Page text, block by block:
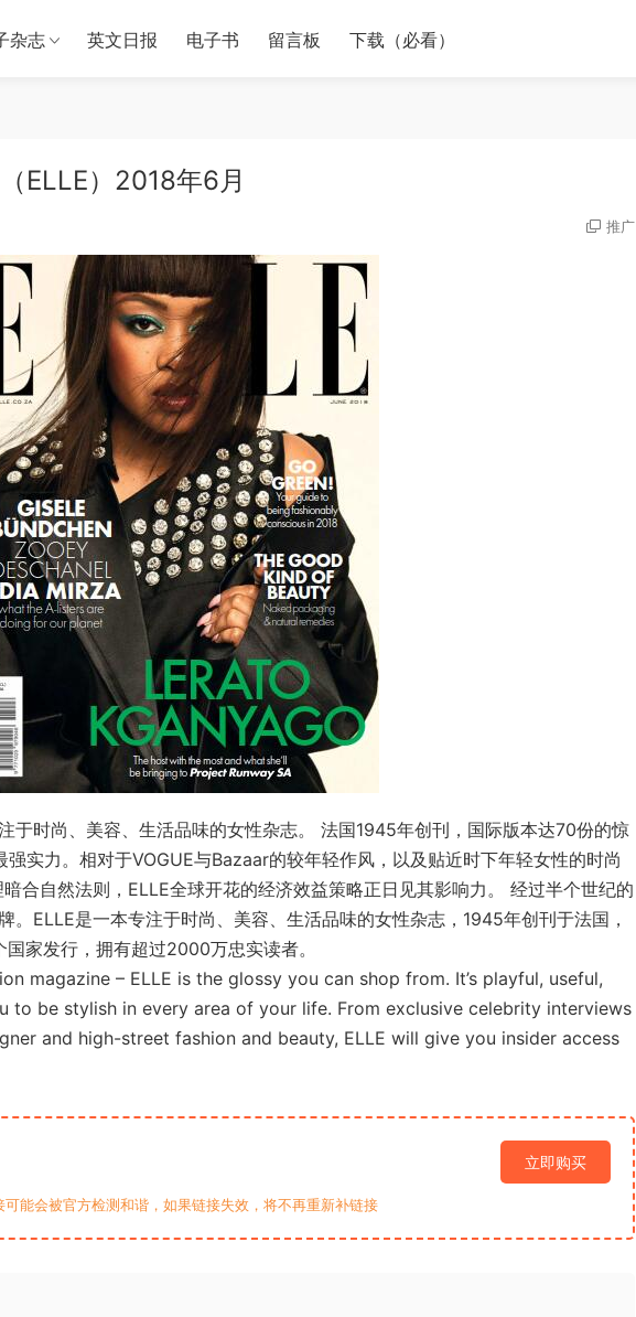
杂志 英文日报 电子书 留言板 下载（必看）
ELLE）2018年6月
推广
于时尚、美容、生活品味的女性杂志。 法国1945年创刊，国际版本达70份的惊
实力。相对于VOGUE与Bazaar的较年轻作风，以及贴近时下年轻女性的时尚
合自然法则，ELLE全球开花的经济效益策略正日见其影响力。 经过半个世纪的
。ELLE是一本专注于时尚、美容、生活品味的女性杂志，1945年创刊于法国，
家发行，拥有超过2000万忠实读者。
magazine – ELLE is the glossy you can shop from. It’s playful, useful,
to be stylish in every area of your life. From exclusive celebrity interviews
and high-street fashion and beauty, ELLE will give you insider access
立即购买
能会被官方检测和谐，如果链接失效，将不再重新补链接